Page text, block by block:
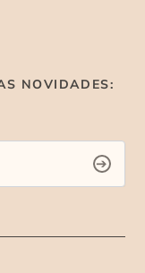
NOVIDADES: